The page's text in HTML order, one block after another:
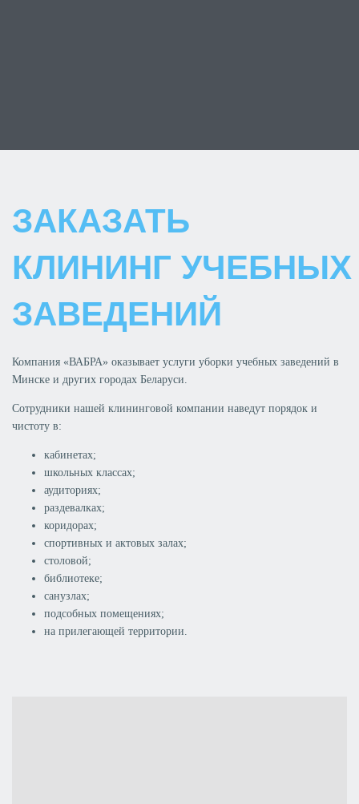
ЗАКАЗАТЬ
КЛИНИНГ УЧЕБНЫХ
ЗАВЕДЕНИЙ
Компания «ВАБРА» оказывает услуги уборки учебных заведений в
Минске и других городах Беларуси.
Сотрудники нашей клининговой компании наведут порядок и
чистоту в:
кабинетах;
школьных классах;
аудиториях;
раздевалках;
коридорах;
спортивных и актовых залах;
столовой;
библиотеке;
санузлах;
подсобных помещениях;
на прилегающей территории.